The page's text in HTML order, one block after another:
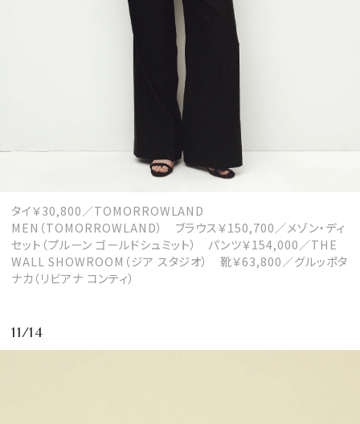
タイ￥30,800／TOMORROWLAND
MEN（TOMORROWLAND） ブラウス￥150,700／メゾン・ディ
セット（プルーン ゴールドシュミット） パンツ￥154,000／THE
WALL SHOWROOM（ジア スタジオ） 靴￥63,800／グルッポタ
ナカ（リビアナ コンティ）
11/14